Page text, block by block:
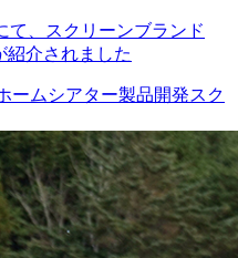
て、スクリーンブランド
紹介されました
ームシアター製品開発スク